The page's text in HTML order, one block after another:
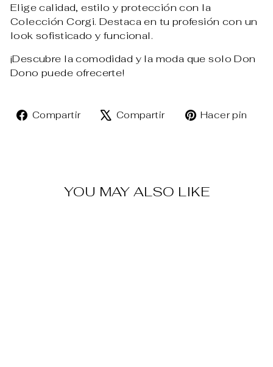
Elige calidad, estilo y protección con la
Colección Corgi. Destaca en tu profesión con un
look sofisticado y funcional.
¡Descubre la comodidad y la moda que solo Don
Dono puede ofrecerte!
Compartir
CompartirCompartir
TuitearHacer pin
YOU MAY ALSO LIKE